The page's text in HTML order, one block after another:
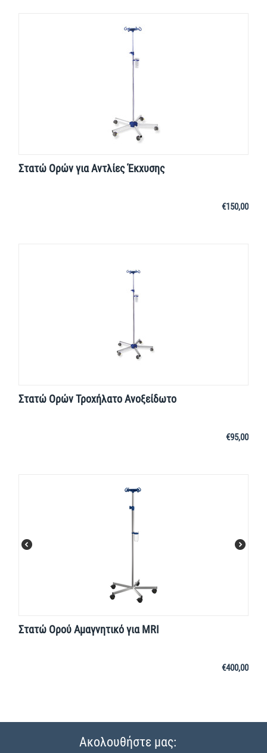
Στατώ Ορών για Αντλίες Έκχυσης
€150,00
Στατώ Ορών Τροχήλατο Ανοξείδωτο
€95,00
Στατώ Ορού Αμαγνητικό για MRI
€400,00
Ακολουθήστε μας: